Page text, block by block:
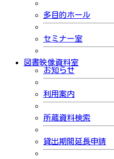
多目的ホール
セミナー室
図書映像資料室
お知らせ
利用案内
所蔵資料検索
貸出期間延長申請